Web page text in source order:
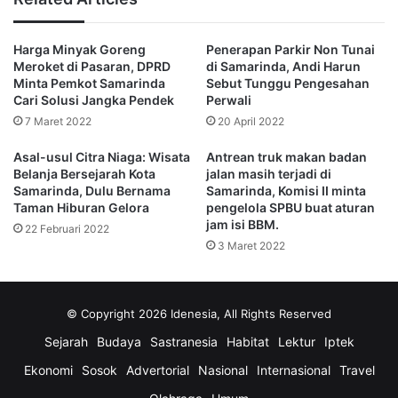
Tempat Pembuangan Akhir (TPA) harus sanitary landfill
dan Ruang Terbuka Hijau (RTH) sebanyak 20 persen.
“Kita belum sampai sana, jadi kita masih di posisi sertifikat.
penanganan dengan pengurangan,”jelasnya.
Upaya itu berupa dengan langkah strategis yang dilakukan
Pemkot Samarinda dalam hal ini DLH, untuk tidak
membuang sampah di sembarang tempat, sembari
“Bagaimana kita memberdayakan masyarakat untuk tidak
membuang seluruh sampah, tapi ada pemanfaatannya
disitu. Misalnya dengan membatasi penggunaan kantong
Harga Minyak Goreng
Meroket di Pasaran, DPRD
Minta Pemkot Samarinda
Cari Solusi Jangka Pendek
7 Maret 2022
Penerapan Parkir Non Tunai
di Samarinda, Andi Harun
Sebut Tunggu Pengesahan
Perwali
20 April 2022
Asal-usul Citra Niaga: Wisata
Belanja Bersejarah Kota
Samarinda, Dulu Bernama
Taman Hiburan Gelora
22 Februari 2022
Antrean truk makan badan
jalan masih terjadi di
Samarinda, Komisi II minta
pengelola SPBU buat aturan
jam isi BBM.
3 Maret 2022
© Copyright 2026 Idenesia, All Rights Reserved
Sejarah Budaya Sastranesia Habitat Lektur
Iptek
Ekonomi
Sosok Advertorial Nasional Internasional
Travel